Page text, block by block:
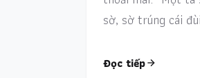
sờ, sờ trúng cái
Đọc tiếp